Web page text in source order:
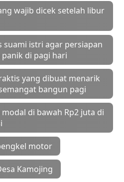
wajib dicek setelah libur
suami istri agar persiapan
di pagi hari
yang dibuat menarik
bangun pagi
di bawah Rp2 juta di
motor
Kamojing